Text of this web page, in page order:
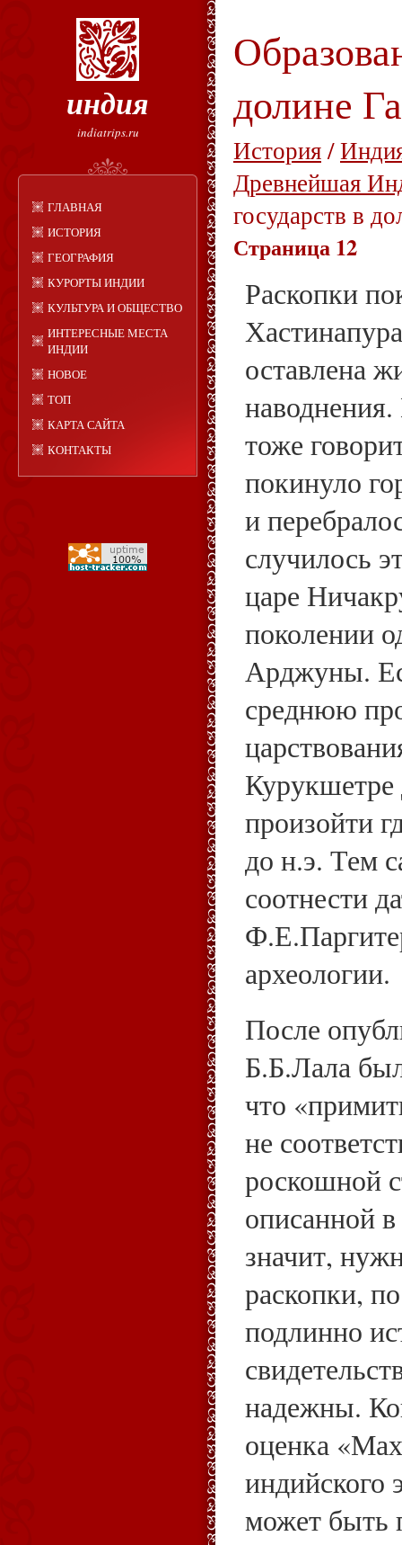
индия
indiatrips.ru
ГЛАВНАЯ
ИСТОРИЯ
ГЕОГРАФИЯ
КУРОРТЫ ИНДИИ
КУЛЬТУРА И ОБЩЕСТВО
ИНТЕРЕСНЫЕ МЕСТА
ИНДИИ
НОВОЕ
ТОП
КАРТА САЙТА
КОНТАКТЫ
долине
История/
Древнейшая
государств в
Страница 12
Раскопки
оставлена
тоже
покинуло
и
случилось
царе
поколении
Арджуны.
среднюю
произойти
до н.э. Тем
соотнести
археологии.
После
Б.Б.Лала
что
не
роскошной
описанной
значит,
раскопки,
подлинно
надежны.
оценка
индийского
может быть